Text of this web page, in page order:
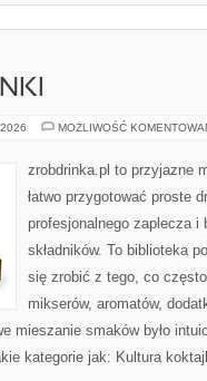
MOŻLIWOŚĆ
zrobdrinka.pl to przyjazne
łatwo przygotować proste
profesjonalnego zaplecza i
składników. To biblioteka
się zrobić z tego, co
mikserów, aromatów,
mieszanie smaków było
kategorie jak: Kultura